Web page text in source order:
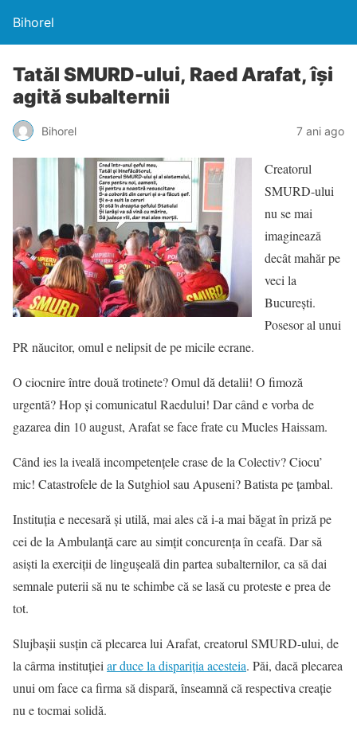
Bihorel
Tatăl SMURD-ului, Raed Arafat, își
agită subalternii
Bihorel 7 ani ago
Creatorul
SMURD-ului
nu se mai
imaginează
decât mahăr pe
veci la
București.
Posesor al unui
PR năucitor, omul e nelipsit de pe micile ecrane.
O ciocnire între două trotinete? Omul dă detalii! O fimoză
urgentă? Hop și comunicatul Raedului! Dar când e vorba de
gazarea din 10 august, Arafat se face frate cu Mucles Haissam.
Când ies la iveală incompetențele crase de la Colectiv? Ciocu’
mic! Catastrofele de la Sutghiol sau Apuseni? Batista pe țambal.
Instituția e necesară și utilă, mai ales că i-a mai băgat în priză pe
cei de la Ambulanță care au simțit concurența în ceafă. Dar să
asiști la exerciții de lingușeală din partea subalternilor, ca să dai
semnale puterii să nu te schimbe că se lasă cu proteste e prea de
tot.
Slujbașii susțin că plecarea lui Arafat, creatorul SMURD-ului, de
la cârma instituției ar duce la dispariția acesteia. Păi, dacă plecarea
unui om face ca firma să dispară, înseamnă că respectiva creație
nu e tocmai solidă.